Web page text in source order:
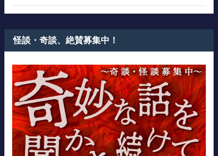
怪談・奇談、絶賛募集中！